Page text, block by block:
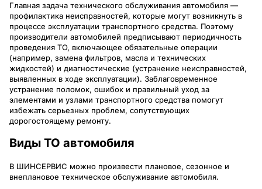
Главная задача технического обслуживания автомобиля —
профилактика неисправностей, которые могут возникнуть в
процессе эксплуатации транспортного средства. Поэтому
производители автомобилей предписывают периодичность
проведения ТО, включающее обязательные операции
(например, замена фильтров, масла и технических
жидкостей) и диагностические (устранение неисправностей,
выявленных в ходе эксплуатации). Заблаговременное
устранение поломок, ошибок и правильный уход за
элементами и узлами транспортного средства помогут
избежать серьезных проблем, сопутствующих
дорогостоящему ремонту.
Виды ТО автомобиля
В ШИНСЕРВИС можно произвести плановое, сезонное и
внеплановое техническое обслуживание автомобиля.